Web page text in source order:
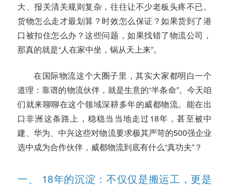
大、报关清关规则复杂，往往让不少老板头疼不已。
货物怎么走才最划算？时效怎么保证？如果货到了港
口被扣住怎么办？这些问题，如果找错了物流公司，
那真的就是“人在家中坐，锅从天上来”。
在国际物流这个大圈子里，其实大家都明白一个
道理：靠谱的物流伙伴，就是生意的“半条命”。今天咱
们就来聊聊在这个领域深耕多年的威都物流。能在出
口非洲这条路上，稳稳当当地走过18年，甚至被中
建、华为、中兴这些对物流要求极其严苛的500强企业
选中成为合作伙伴，威都物流到底有什么“真功夫”？
一、 18年的沉淀：不仅仅是搬运工，更是